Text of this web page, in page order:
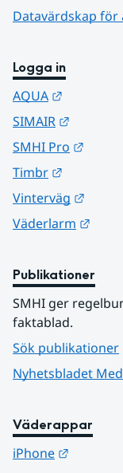
Datavärdskap
Logga in
AQUA
SIMAIR
SMHI Pro
Timbr
Vinterväg
Väderlarm
Publikationer
SMHI ger
faktablad.
Sök publikationer
Nyhetsbladet
Väderappar
iPhone